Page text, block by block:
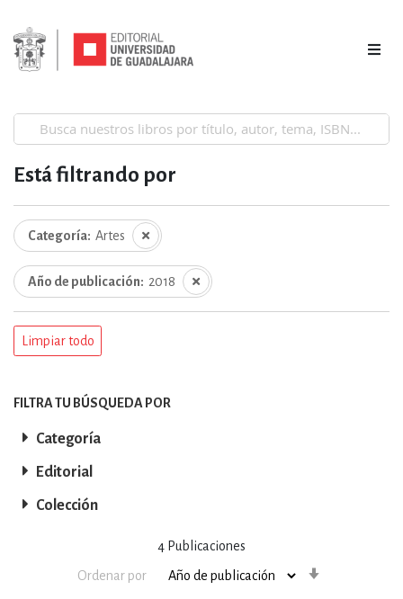
4 Publicaciones
Ordenar por
Está filtrando por
Categoría Artes
Año de publicación 2018
Limpiar todo
FILTRA TU BÚSQUEDA POR
Categoría
Editorial
Colección